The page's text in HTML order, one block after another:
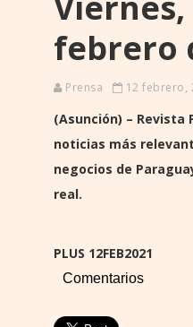
febrero
Prensa 12 febrero,
(Asunción) – Revista
noticias más
negocios de
real.
PLUS 12FEB2021
Comentarios